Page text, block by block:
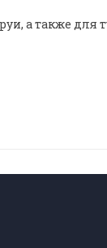
а также для